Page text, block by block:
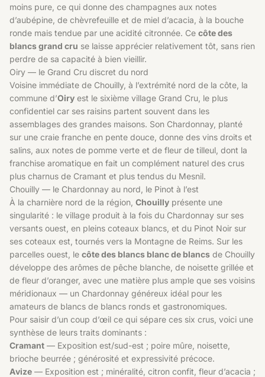
moins pure, ce qui donne des champagnes aux notes
d’aubépine, de chèvrefeuille et de miel d’acacia, à la bouche
ronde mais tendue par une acidité citronnée. Ce côte des
blancs grand cru se laisse apprécier relativement tôt, sans rien
perdre de sa capacité à bien vieillir.
Oiry — le Grand Cru discret du nord
Voisine immédiate de Chouilly, à l’extrémité nord de la côte, la
commune d’Oiry est le sixième village Grand Cru, le plus
confidentiel car ses raisins partent souvent dans les
assemblages des grandes maisons. Son Chardonnay, planté
sur une craie franche en pente douce, donne des vins droits et
salins, aux notes de pomme verte et de fleur de tilleul, dont la
franchise aromatique en fait un complément naturel des crus
plus charnus de Cramant et plus tendus du Mesnil.
Chouilly — le Chardonnay au nord, le Pinot à l’est
À la charnière nord de la région, Chouilly présente une
singularité : le village produit à la fois du Chardonnay sur ses
versants ouest, en pleins coteaux blancs, et du Pinot Noir sur
ses coteaux est, tournés vers la Montagne de Reims. Sur les
parcelles ouest, le côte des blancs blanc de blancs de Chouilly
développe des arômes de pêche blanche, de noisette grillée et
de fleur d’oranger, avec une matière plus ample que ses voisins
méridionaux — un Chardonnay généreux idéal pour les
amateurs de blancs de blancs ronds et gastronomiques.
Pour saisir d’un coup d’œil ce qui sépare ces six crus, voici une
synthèse de leurs traits dominants :
Cramant — Exposition est/sud-est ; poire mûre, noisette,
brioche beurrée ; générosité et expressivité précoce.
Avize — Exposition est ; minéralité, citron confit, fleur d’acacia ;